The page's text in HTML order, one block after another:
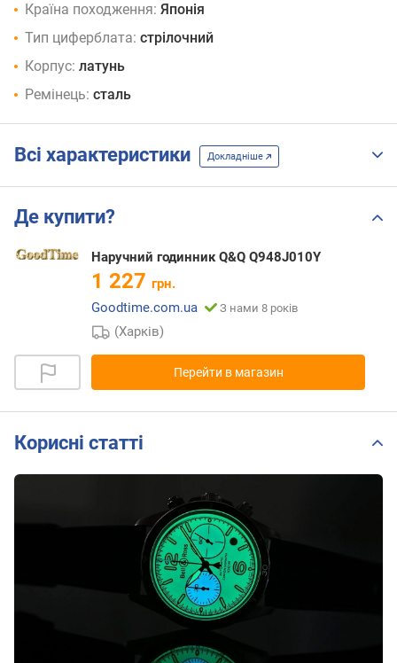
Країна походження: Японія
Тип циферблата: стрілочний
Корпус: латунь
Ремінець: сталь
Всі характеристики Докладніше
Де купити?
Наручний годинник Q&Q Q948J010Y
1 227 грн.
Goodtime.com.ua
З нами 8 років
(Харків)
Перейти в магазин
Корисні статті